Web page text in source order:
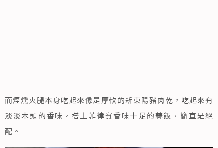
而煙燻火腿本身吃起來像是厚軟的新東陽豬肉乾，吃起來有
淡淡木頭的香味，搭上菲律賓香味十足的蒜飯，簡直是絕
配。